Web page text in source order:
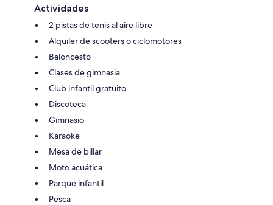
Actividades
2 pistas de tenis al aire libre
Alquiler de scooters o ciclomotores
Baloncesto
Clases de gimnasia
Club infantil gratuito
Discoteca
Gimnasio
Karaoke
Mesa de billar
Moto acuática
Parque infantil
Pesca